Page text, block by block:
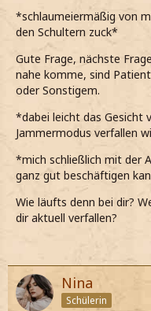
*schlaumeiermäßig von
den Schultern zuck*
Gute Frage, nächste
nahe komme, sind
oder Sonstigem.
*dabei leicht das Gesicht
Jammermodus verfallen
*mich schließlich mit der
ganz gut beschäftigen
Wie läufts denn bei dir?
dir aktuell verfallen?
Nina
Schülerin